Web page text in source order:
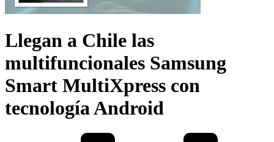
Llegan a Chile las
multifuncionales Samsung
Smart MultiXpress con
tecnología Android